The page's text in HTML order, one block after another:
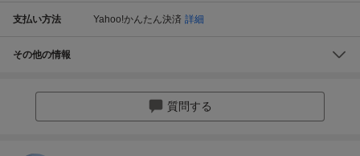
支払い方法 Yahoo!かんたん決済 詳細
その他の情報
質問する